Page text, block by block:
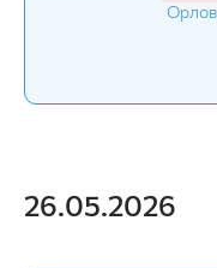
26.05.2026